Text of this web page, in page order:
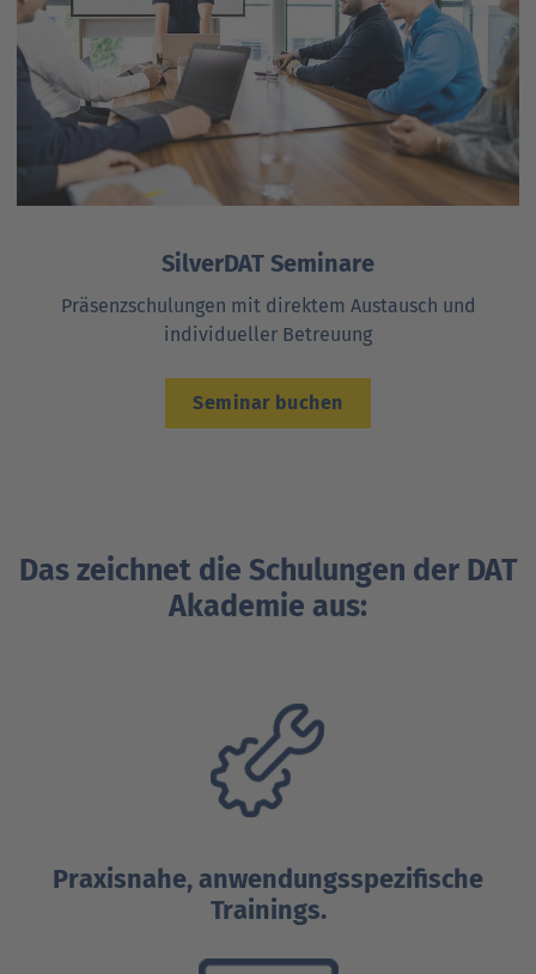
SilverDAT Seminare
Präsenzschulungen mit direktem Austausch und
individueller Betreuung
Seminar buchen
Das zeichnet die Schulungen der DAT
Akademie aus:
Praxisnahe, anwendungsspezifische
Trainings.